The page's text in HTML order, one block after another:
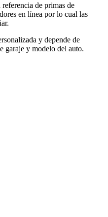
de primas de
en línea por lo cual las
y depende de
garaje y modelo del auto.